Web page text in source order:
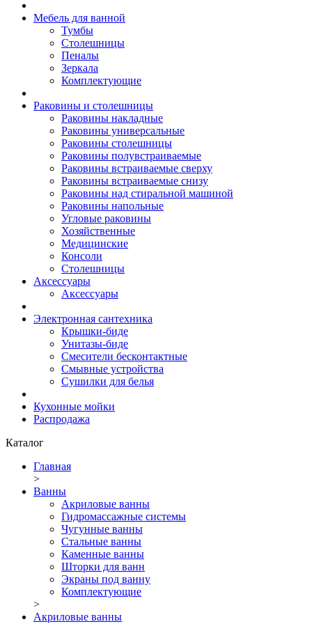
Мебель для ванной
Тумбы
Столешницы
Пеналы
Зеркала
Комплектующие
Раковины и столешницы
Раковины накладные
Раковины универсальные
Раковины столешницы
Раковины полувстраиваемые
Раковины встраиваемые сверху
Раковины встраиваемые снизу
Раковины над стиральной машиной
Раковины напольные
Угловые раковины
Хозяйственные
Медицинские
Консоли
Столешницы
Аксессуары
Аксессуары
Электронная сантехника
Крышки-биде
Унитазы-биде
Смесители бесконтактные
Смывные устройства
Сушилки для белья
Кухонные мойки
Распродажа
Каталог
Главная
>
Ванны
Акриловые ванны
Гидромассажные системы
Чугунные ванны
Стальные ванны
Каменные ванны
Шторки для ванн
Экраны под ванну
Комплектующие
>
Акриловые ванны